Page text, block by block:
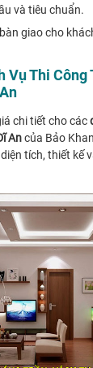
và tiêu chuẩn.
giao cho
Vụ Thi Công
chi tiết cho các
Ancủa Bảo
tích, thiết kế